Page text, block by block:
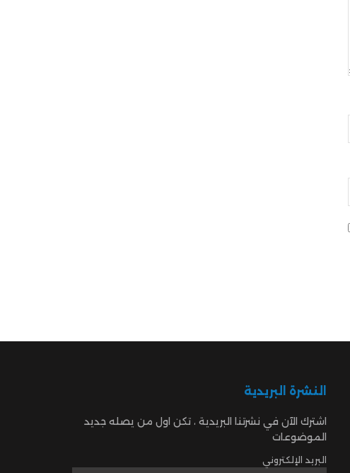
النشرة البريدية
اشترك الآن في نشرتنا البريدية ، تكن اول من يصله جديد
الموضوعات
البريد الإلكتروني